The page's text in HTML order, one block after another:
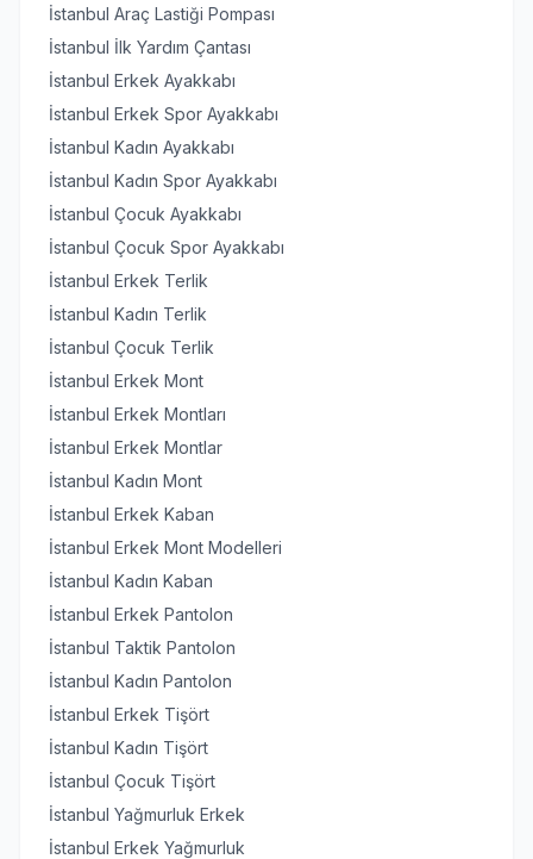
İstanbul Araç Lastiği Pompası
İstanbul İlk Yardım Çantası
İstanbul Erkek Ayakkabı
İstanbul Erkek Spor Ayakkabı
İstanbul Kadın Ayakkabı
İstanbul Kadın Spor Ayakkabı
İstanbul Çocuk Ayakkabı
İstanbul Çocuk Spor Ayakkabı
İstanbul Erkek Terlik
İstanbul Kadın Terlik
İstanbul Çocuk Terlik
İstanbul Erkek Mont
İstanbul Erkek Montları
İstanbul Erkek Montlar
İstanbul Kadın Mont
İstanbul Erkek Kaban
İstanbul Erkek Mont Modelleri
İstanbul Kadın Kaban
İstanbul Erkek Pantolon
İstanbul Taktik Pantolon
İstanbul Kadın Pantolon
İstanbul Erkek Tişört
İstanbul Kadın Tişört
İstanbul Çocuk Tişört
İstanbul Yağmurluk Erkek
İstanbul Erkek Yağmurluk